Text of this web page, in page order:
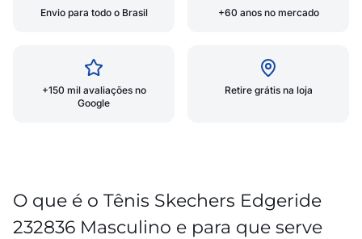
Envio para todo o Brasil +60 anos no mercado
+150 mil avaliações no
Google
Retire grátis na loja
O que é o Tênis Skechers Edgeride
232836 Masculino e para que serve